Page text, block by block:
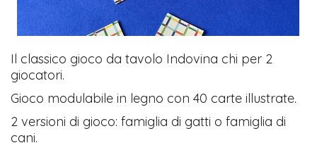
Il classico gioco da tavolo Indovina chi per 2
giocatori.
Gioco modulabile in legno con 40 carte illustrate.
2 versioni di gioco: famiglia di gatti o famiglia di
cani.